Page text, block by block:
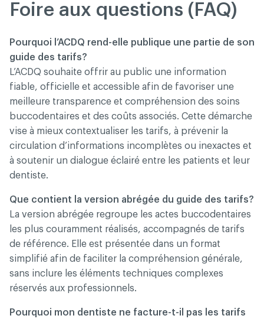
Foire aux questions (FAQ)
Pourquoi l’ACDQ rend-elle publique une partie de son
guide des tarifs?
L’ACDQ souhaite offrir au public une information
fiable, officielle et accessible afin de favoriser une
meilleure transparence et compréhension des soins
buccodentaires et des coûts associés. Cette démarche
vise à mieux contextualiser les tarifs, à prévenir la
circulation d’informations incomplètes ou inexactes et
à soutenir un dialogue éclairé entre les patients et leur
dentiste.
Que contient la version abrégée du guide des tarifs?
La version abrégée regroupe les actes buccodentaires
les plus couramment réalisés, accompagnés de tarifs
de référence. Elle est présentée dans un format
simplifié afin de faciliter la compréhension générale,
sans inclure les éléments techniques complexes
réservés aux professionnels.
Pourquoi mon dentiste ne facture-t-il pas les tarifs